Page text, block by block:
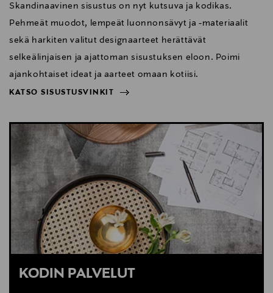
Skandinaavinen sisustus on nyt kutsuva ja kodikas.
Pehmeät muodot, lempeät luonnonsävyt ja -materiaalit
sekä harkiten valitut designaarteet herättävät
selkeälinjaisen ja ajattoman sisustuksen eloon. Poimi
ajankohtaiset ideat ja aarteet omaan kotiisi.
KATSO SISUSTUSVINKIT
KATSO SISUSTUSVINKIT
KODIN PALVELUT